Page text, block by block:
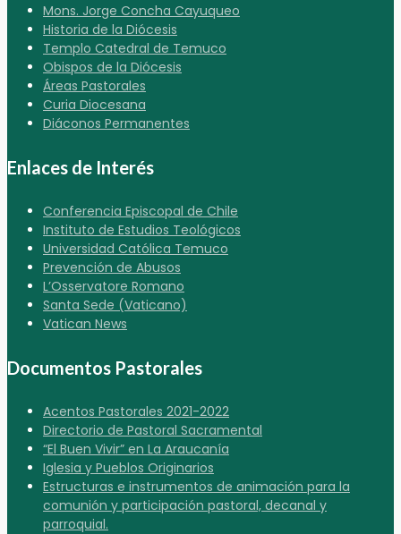
Mons. Jorge Concha Cayuqueo
Historia de la Diócesis
Templo Catedral de Temuco
Obispos de la Diócesis
Áreas Pastorales
Curia Diocesana
Diáconos Permanentes
Enlaces de Interés
Conferencia Episcopal de Chile
Instituto de Estudios Teológicos
Universidad Católica Temuco
Prevención de Abusos
L’Osservatore Romano
Santa Sede (Vaticano)
Vatican News
Documentos Pastorales
Acentos Pastorales 2021-2022
Directorio de Pastoral Sacramental
“El Buen Vivir” en La Araucanía
Iglesia y Pueblos Originarios
Estructuras e instrumentos de animación para la
comunión y participación pastoral, decanal y
parroquial.